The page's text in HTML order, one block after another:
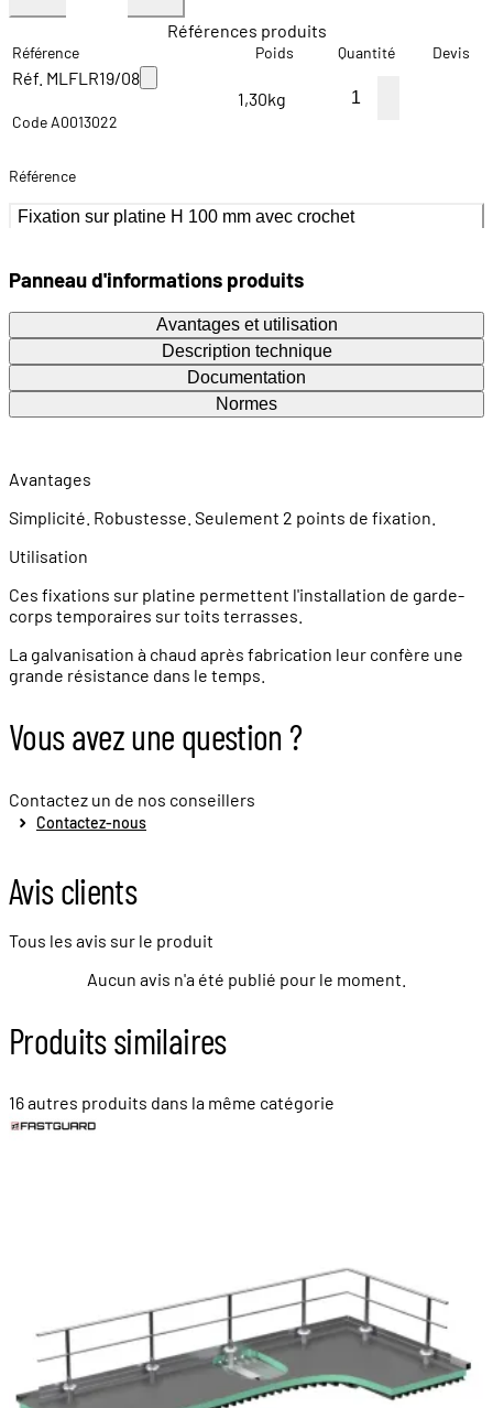
Références produits
Référence Poids Quantité Devis
Réf. MLFLR19/08
Code A0013022
1,30kg
Référence
Fixation sur platine H 100 mm avec crochet
Panneau d'informations produits
Avantages et utilisation
Description technique
Documentation
Normes
Avantages
Simplicité. Robustesse. Seulement 2 points de fixation.
Utilisation
Ces fixations sur platine permettent l'installation de garde-
corps temporaires sur toits terrasses.
La galvanisation à chaud après fabrication leur confère une
grande résistance dans le temps.
Vous avez une question ?
Contactez un de nos conseillers
Contactez-nous
Avis clients
Tous les avis sur le produit
Aucun avis n'a été publié pour le moment.
Produits similaires
16 autres produits dans la même catégorie